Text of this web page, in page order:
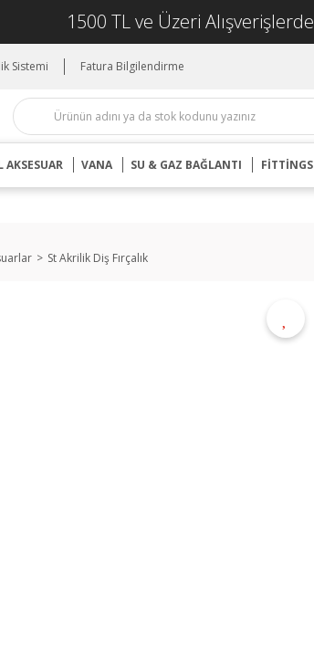
1500 TL ve Üzeri Alışverişlerde
Sistemi Fatura Bilgilendirme
VANA SU & GAZ BAĞLANTI FİTTİNGS
St Akrilik Diş Fırçalık